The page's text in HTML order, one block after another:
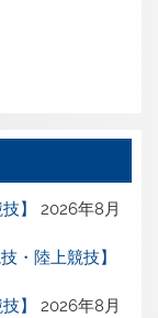
】
2026年8月
・陸上競技】
】
2026年8月